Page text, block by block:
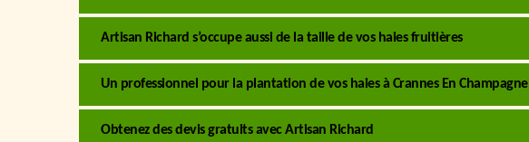
Artisan Richard s’occupe aussi de la taille de vos haies fruitières
Un professionnel pour la plantation de vos haies à Crannes En Champagne
Obtenez des devis gratuits avec Artisan Richard